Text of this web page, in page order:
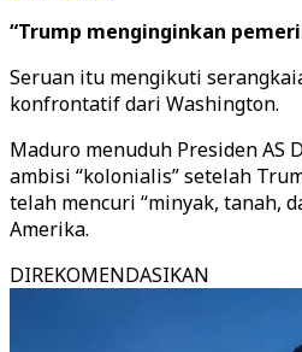
“Trump menginginkan
Seruan itu mengikuti
konfrontatif dari Washington.
Maduro menuduh Presiden AS
ambisi “kolonialis” setelah
telah mencuri “minyak, tanah,
Amerika.
DIREKOMENDASIKAN